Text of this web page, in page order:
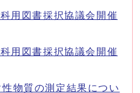
用図書採択協議会開催
用図書採択協議会開催
物質の測定結果につい